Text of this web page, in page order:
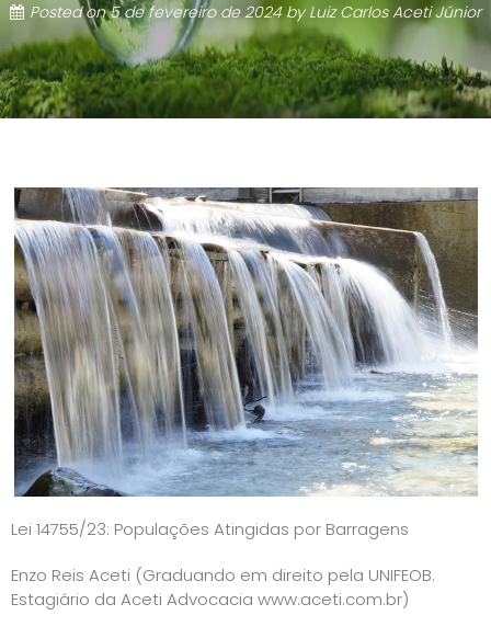
Posted on5 de fevereiro de 2024by Luiz Carlos Aceti Júnior
Lei 14755/23: Populações Atingidas por Barragens
Enzo Reis Aceti (Graduando em direito pela UNIFEOB.
Estagiário da Aceti Advocacia www.aceti.com.br)